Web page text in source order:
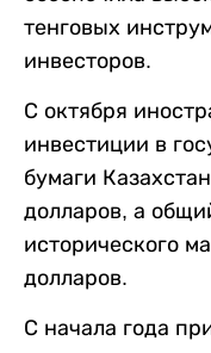
тенговых
инвесторов.
С октября
инвестиции в
бумаги
долларов, а
исторического
долларов.
С начала года